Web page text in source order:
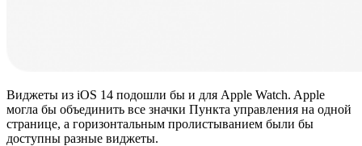
Виджеты из iOS 14 подошли бы и для Apple Watch. Apple
могла бы объединить все значки Пункта управления на одной
странице, а горизонтальным пролистыванием были бы
доступны разные виджеты.